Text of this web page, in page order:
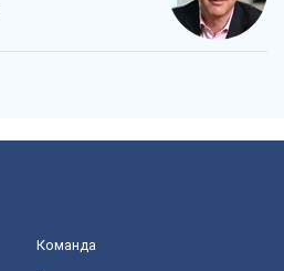
Команда